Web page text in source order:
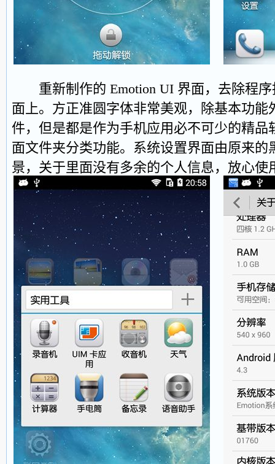
重新制作的 Emotion UI 界面，去除程序
面上。方正准圆字体非常美观，除基本功能
件，但是都是作为手机应用必不可少的精品
面文件夹分类功能。系统设置界面由原来的
景，关于里面没有多余的个人信息，放心使